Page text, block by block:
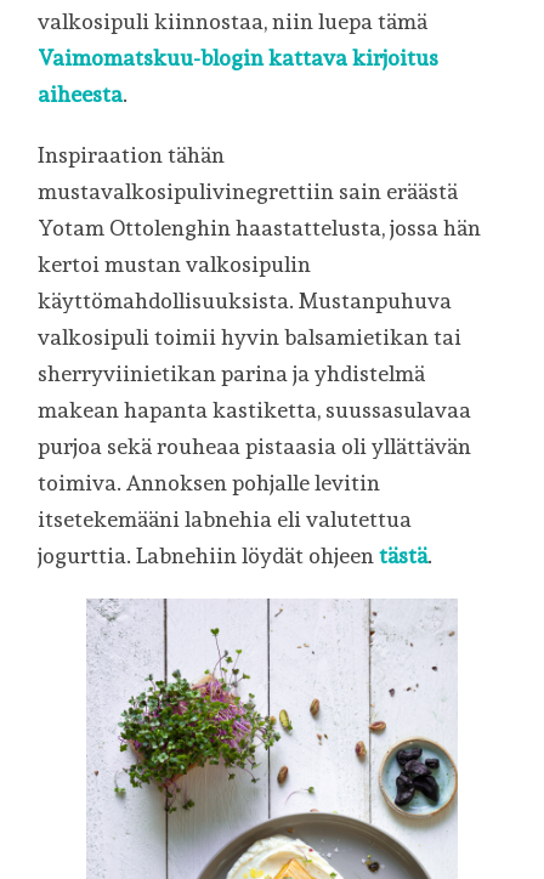
valkosipuli kiinnostaa, niin luepa tämä
Vaimomatskuu-blogin kattava kirjoitus
aiheesta.
Inspiraation tähän
mustavalkosipulivinegrettiin sain eräästä
Yotam Ottolenghin haastattelusta, jossa hän
kertoi mustan valkosipulin
käyttömahdollisuuksista. Mustanpuhuva
valkosipuli toimii hyvin balsamietikan tai
sherryviinietikan parina ja yhdistelmä
makean hapanta kastiketta, suussasulavaa
purjoa sekä rouheaa pistaasia oli yllättävän
toimiva. Annoksen pohjalle levitin
itsetekemääni labnehia eli valutettua
jogurttia. Labnehiin löydät ohjeentästä.